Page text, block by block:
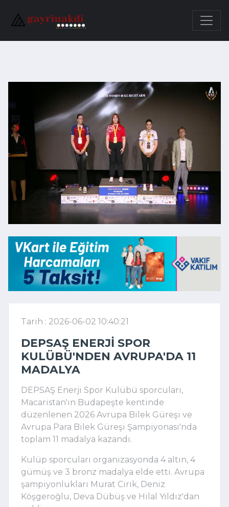
Tarih : 2026-06-02 10:40:21
DEPSAŞ ENERJI SPOR
KULÜBÜ'NDEN AVRUPA'DA 11
MADALYA
DEPSAŞ Enerji Spor Kulübü sporcuları,
Macaristan'ın Budapeşte kentinde
düzenlenen 2026 Avrupa Bilek Güreşi ve
Avrupa Para Bilek Güreşi Şampiyonası'nda
toplam 11 madalya kazandı.
Kulüp sporcuları organizasyonda 4 altın, 4
gümüş ve 3 bronz madalya elde etti. Avrupa
şampiyonlukları Murat Cırık, Deniz
Köşgeroğlu, Deva Dübüş ve Hilal Yıldız'dan